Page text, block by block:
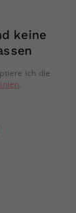
keine
ich die
.